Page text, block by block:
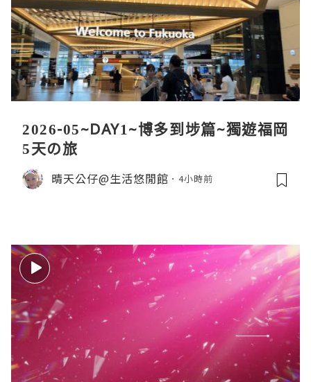
2026-05~DAY1~博多到埗篇~獨遊福岡
5天の旅
晴天公仔@生活悠閒館 4小時前